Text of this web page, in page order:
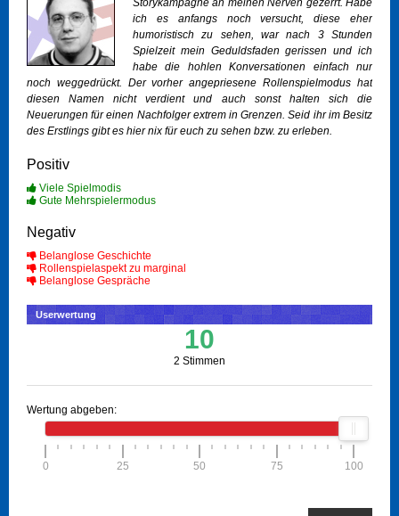
Storykampagne an meinen Nerven gezerrt. Habe
ich es anfangs noch versucht, diese eher
humoristisch zu sehen, war nach 3 Stunden
Spielzeit mein Geduldsfaden gerissen und ich
habe die hohlen Konversationen einfach nur
noch weggedrückt. Der vorher angepriesene Rollenspielmodus hat
diesen Namen nicht verdient und auch sonst halten sich die
Neuerungen für einen Nachfolger extrem in Grenzen. Seid ihr im Besitz
des Erstlings gibt es hier nix für euch zu sehen bzw. zu erleben.
Positiv
Viele Spielmodis
Gute Mehrspielermodus
Negativ
Belanglose Geschichte
Rollenspielaspekt zu marginal
Belanglose Gespräche
Userwertung
10
2 Stimmen
Wertung abgeben:
0 25 50 75 100